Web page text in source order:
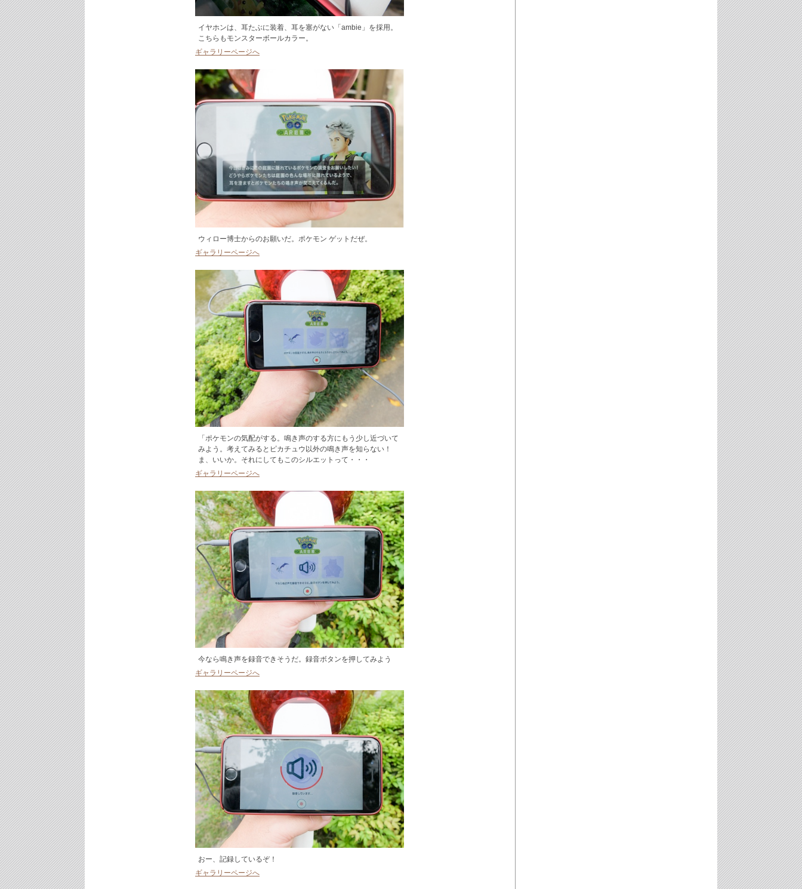
イヤホンは、耳たぶに装着、耳を塞がない「ambie」を採用。
こちらもモンスターボールカラー。
ギャラリーページへ
ウィロー博士からのお願いだ。ポケモン ゲットだぜ。
ギャラリーページへ
「ポケモンの気配がする。鳴き声のする方にもう少し近づいて
みよう。考えてみるとピカチュウ以外の鳴き声を知らない！
ま、いいか。それにしてもこのシルエットって・・・
ギャラリーページへ
今なら鳴き声を録音できそうだ。録音ボタンを押してみよう
ギャラリーページへ
おー、記録しているぞ！
ギャラリーページへ